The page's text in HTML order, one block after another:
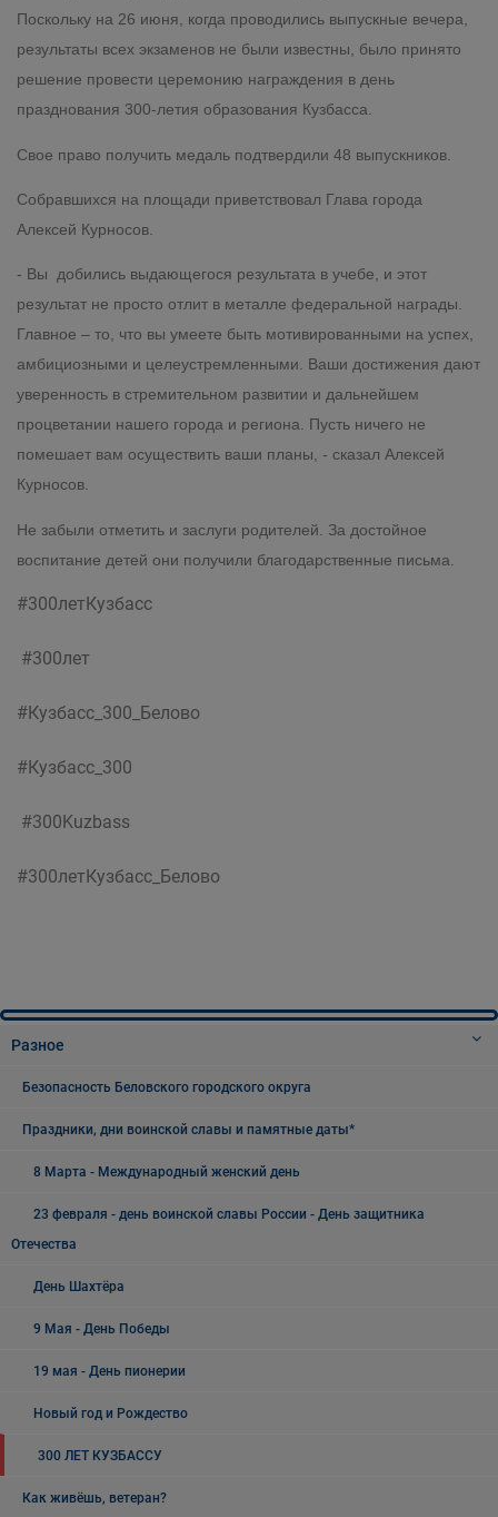
Поскольку на 26 июня, когда проводились выпускные вечера,
результаты всех экзаменов не были известны, было принято
решение провести церемонию награждения в день
празднования 300-летия образования Кузбасса.
Свое право получить медаль подтвердили 48 выпускников.
Собравшихся на площади приветствовал Глава города
Алексей Курносов.
- Вы добились выдающегося результата в учебе, и этот
результат не просто отлит в металле федеральной награды.
Главное – то, что вы умеете быть мотивированными на успех,
амбициозными и целеустремленными. Ваши достижения дают
уверенность в стремительном развитии и дальнейшем
процветании нашего города и региона. Пусть ничего не
помешает вам осуществить ваши планы, - сказал Алексей
Курносов.
Не забыли отметить и заслуги родителей. За достойное
воспитание детей они получили благодарственные письма.
#300летКузбасс
#300лет
#Кузбасс_300_Белово
#Кузбасс_300
#300Kuzbass
#300летКузбасс_Белово
Разное
Безопасность Беловского городского округа
Праздники, дни воинской славы и памятные даты*
8 Марта - Международный женский день
23 февраля - день воинской славы России - День защитника
Отечества
День Шахтёра
9 Мая - День Победы
19 мая - День пионерии
Новый год и Рождество
300 ЛЕТ КУЗБАССУ
Как живёшь, ветеран?